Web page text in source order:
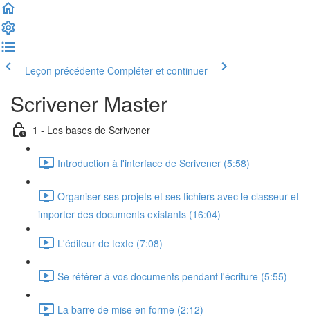
Leçon précédente Compléter et continuer
Scrivener Master
1 - Les bases de Scrivener
Introduction à l'interface de Scrivener (5:58)
Organiser ses projets et ses fichiers avec le classeur et
importer des documents existants (16:04)
L'éditeur de texte (7:08)
Se référer à vos documents pendant l'écriture (5:55)
La barre de mise en forme (2:12)